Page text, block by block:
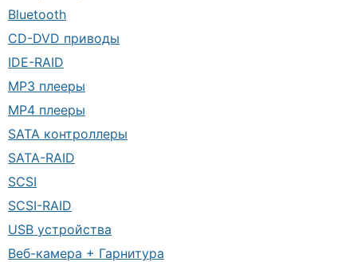
Bluetooth
CD-DVD приводы
IDE-RAID
MP3 плееры
MP4 плееры
SATA контроллеры
SATA-RAID
SCSI
SCSI-RAID
USB устройства
Веб-камера + Гарнитура